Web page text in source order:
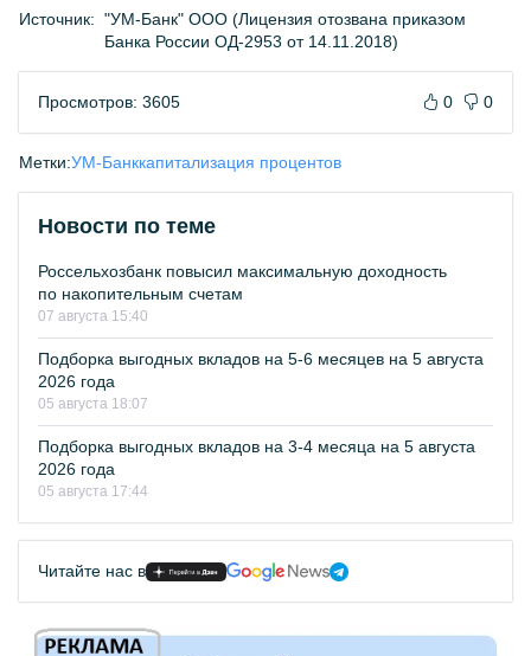
Источник: "УМ-Банк" ООО (Лицензия отозвана приказом
Банка России ОД-2953 от 14.11.2018)
Просмотров: 3605 0 0
Метки:УМ-Банккапитализация процентов
Новости по теме
Россельхозбанк повысил максимальную доходность
по накопительным счетам
07 августа 15:40
Подборка выгодных вкладов на 5-6 месяцев на 5 августа
2026 года
05 августа 18:07
Подборка выгодных вкладов на 3-4 месяца на 5 августа
2026 года
05 августа 17:44
Читайте нас в